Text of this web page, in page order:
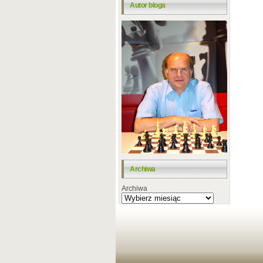
Autor bloga
Archiwa
Archiwa